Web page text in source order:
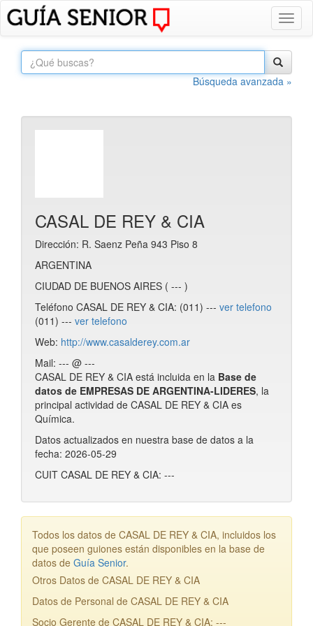
Búsqueda avanzada »
CASAL DE REY & CIA
Dirección: R. Saenz Peña 943 Piso 8
ARGENTINA
CIUDAD DE BUENOS AIRES ( --- )
Teléfono CASAL DE REY & CIA: (011) --- ver telefono
(011) --- ver telefono
Web: http://www.casalderey.com.ar
Mail: --- @ ---
CASAL DE REY & CIA está incluida en la Base de
datos de EMPRESAS DE ARGENTINA-LIDERES, la
principal actividad de CASAL DE REY & CIA es
Química.
Datos actualizados en nuestra base de datos a la
fecha: 2026-05-29
CUIT CASAL DE REY & CIA: ---
Todos los datos de CASAL DE REY & CIA, incluidos los
que poseen guiones están disponibles en la base de
datos de Guía Senior.
Otros Datos de CASAL DE REY & CIA
Datos de Personal de CASAL DE REY & CIA
Socio Gerente de CASAL DE REY & CIA: ---